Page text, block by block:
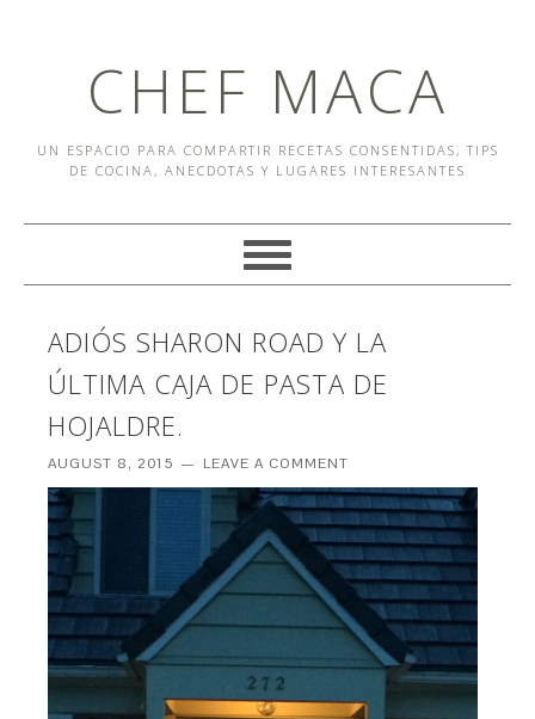
CHEF MACA
UN ESPACIO PARA COMPARTIR RECETAS CONSENTIDAS, TIPS
DE COCINA, ANECDOTAS Y LUGARES INTERESANTES
ADIÓS SHARON ROAD Y LA
ÚLTIMA CAJA DE PASTA DE
HOJALDRE.
AUGUST 8, 2015 LEAVE A COMMENT